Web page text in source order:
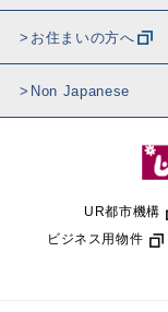
お住まいの方へ
Non Japanese
UR都市機構
ビジネス用物件